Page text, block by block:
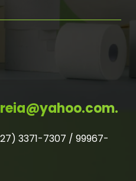
3371-7307 / 99967-